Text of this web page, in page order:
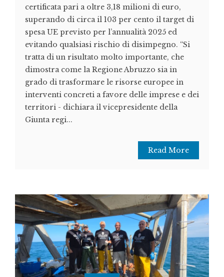
certificata pari a oltre 3,18 milioni di euro,
superando di circa il 103 per cento il target di
spesa UE previsto per l’annualità 2025 ed
evitando qualsiasi rischio di disimpegno. “Si
tratta di un risultato molto importante, che
dimostra come la Regione Abruzzo sia in
grado di trasformare le risorse europee in
interventi concreti a favore delle imprese e dei
territori - dichiara il vicepresidente della
Giunta regi...
Read More